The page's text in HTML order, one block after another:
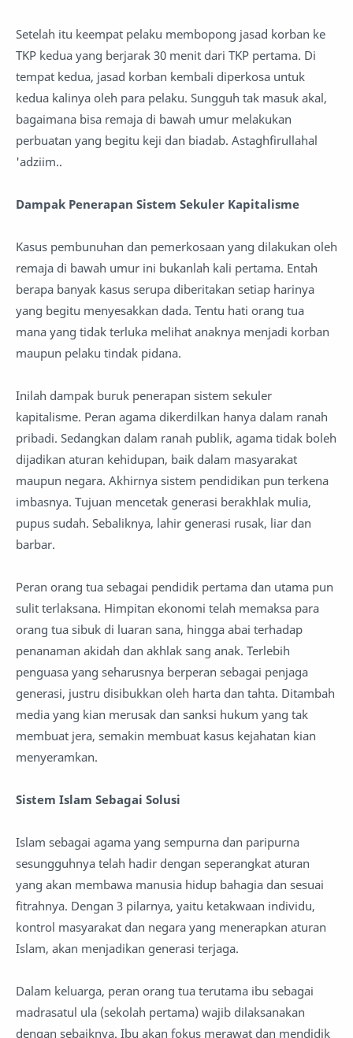
Setelah itu keempat pelaku membopong jasad korban ke
TKP kedua yang berjarak 30 menit dari TKP pertama. Di
tempat kedua, jasad korban kembali diperkosa untuk
kedua kalinya oleh para pelaku. Sungguh tak masuk akal,
bagaimana bisa remaja di bawah umur melakukan
perbuatan yang begitu keji dan biadab. Astaghfirullahal
'adziim..
Dampak Penerapan Sistem Sekuler Kapitalisme
Kasus pembunuhan dan pemerkosaan yang dilakukan oleh
remaja di bawah umur ini bukanlah kali pertama. Entah
berapa banyak kasus serupa diberitakan setiap harinya
yang begitu menyesakkan dada. Tentu hati orang tua
mana yang tidak terluka melihat anaknya menjadi korban
maupun pelaku tindak pidana.
Inilah dampak buruk penerapan sistem sekuler
kapitalisme. Peran agama dikerdilkan hanya dalam ranah
pribadi. Sedangkan dalam ranah publik, agama tidak boleh
dijadikan aturan kehidupan, baik dalam masyarakat
maupun negara. Akhirnya sistem pendidikan pun terkena
imbasnya. Tujuan mencetak generasi berakhlak mulia,
pupus sudah. Sebaliknya, lahir generasi rusak, liar dan
barbar.
Peran orang tua sebagai pendidik pertama dan utama pun
sulit terlaksana. Himpitan ekonomi telah memaksa para
orang tua sibuk di luaran sana, hingga abai terhadap
penanaman akidah dan akhlak sang anak. Terlebih
penguasa yang seharusnya berperan sebagai penjaga
generasi, justru disibukkan oleh harta dan tahta. Ditambah
media yang kian merusak dan sanksi hukum yang tak
membuat jera, semakin membuat kasus kejahatan kian
menyeramkan.
Sistem Islam Sebagai Solusi
Islam sebagai agama yang sempurna dan paripurna
sesungguhnya telah hadir dengan seperangkat aturan
yang akan membawa manusia hidup bahagia dan sesuai
fitrahnya. Dengan 3 pilarnya, yaitu ketakwaan individu,
kontrol masyarakat dan negara yang menerapkan aturan
Islam, akan menjadikan generasi terjaga.
Dalam keluarga, peran orang tua terutama ibu sebagai
madrasatul ula (sekolah pertama) wajib dilaksanakan
dengan sebaiknya. Ibu akan fokus merawat dan mendidik